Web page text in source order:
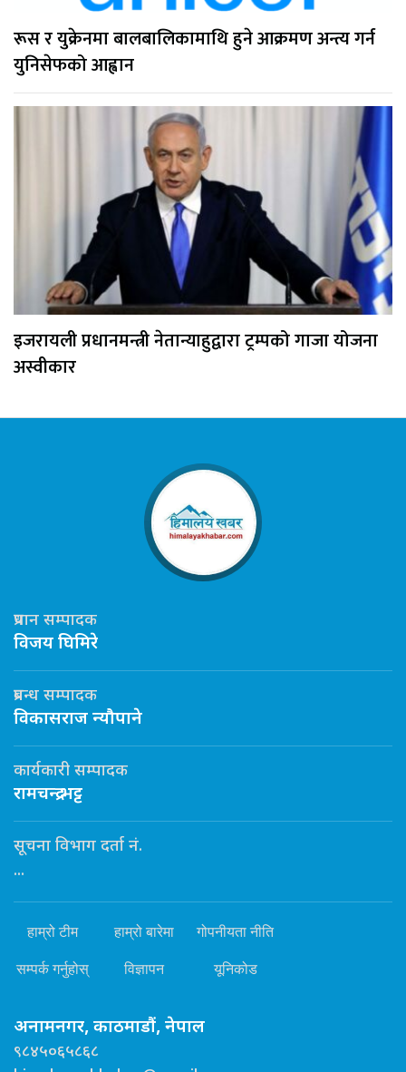
रूस र युक्रेनमा बालबालिकामाथि हुने आक्रमण अन्त्य गर्न
युनिसेफको आह्वान
इजरायली प्रधानमन्त्री नेतान्याहुद्वारा ट्रम्पको गाजा योजना
अस्वीकार
प्रधान सम्पादक
विजय घिमिरे
प्रबन्ध सम्पादक
विकासराज न्यौपाने
कार्यकारी सम्पादक
रामचन्द्र भट्ट
सूचना विभाग दर्ता नं.
...
हाम्रो टीम हाम्रो बारेमा गोपनीयता नीति
सम्पर्क गर्नुहोस् विज्ञापन यूनिकोड
अनामनगर, काठमाडौं, नेपाल
९८४५०६५८६८